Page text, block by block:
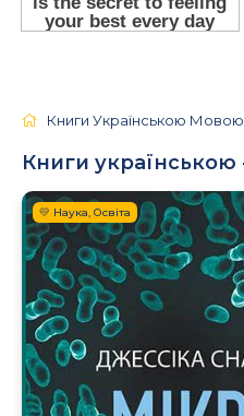
Книги Українською Мовою
💛 Наука, Освіта